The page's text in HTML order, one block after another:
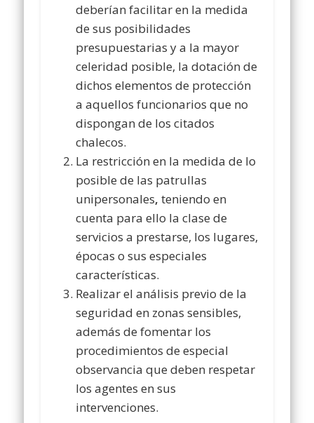
deberían facilitar en la medida
de sus posibilidades
presupuestarias y a la mayor
celeridad posible, la dotación de
dichos elementos de protección
a aquellos funcionarios que no
dispongan de los citados
chalecos.
La restricción en la medida de lo
posible de las patrullas
unipersonales,teniendo en
cuenta para ello la clase de
servicios a prestarse, los lugares,
épocas o sus especiales
características.
Realizar el análisis previo de la
seguridad en zonas sensibles,
además de fomentar los
procedimientos de especial
observancia que deben respetar
los agentes en sus
intervenciones.